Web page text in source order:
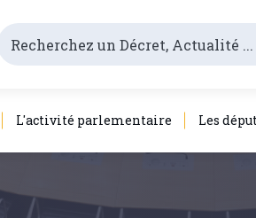
L'activité parlementaire Les